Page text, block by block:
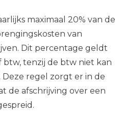
maximaal 20% van de
van
Dit percentage geldt
btw, tenzij de btw niet kan
regel zorgt er in de
de afschrijving over een